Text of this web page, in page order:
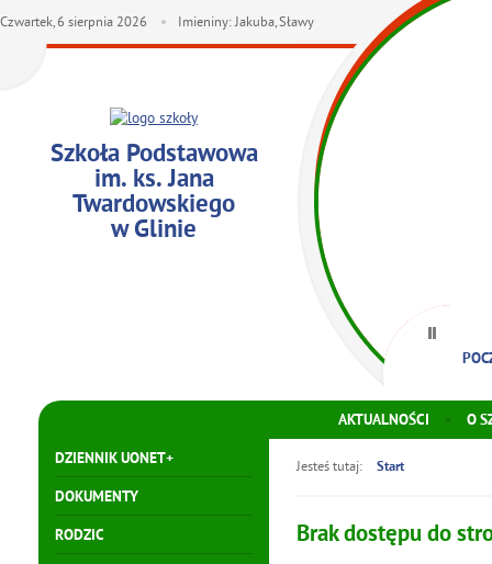
Szkoła Podstawowa
im. ks. Jana
Twardowskiego
w Glinie
Czwartek, 6 sierpnia 2026 Imieniny: Jakuba, Sławy
AKTUALNOŚCI O
DZIENNIK UONET+
DOKUMENTY
RODZIC
Jesteś tutaj: Start
Brak dostępu do